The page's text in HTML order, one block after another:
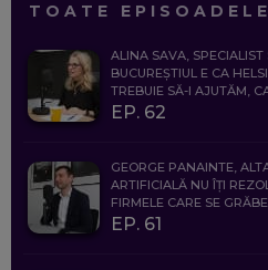
TOATE EPISOADELE
ALINA SAVA,
BUCUREȘTIUL E CA
TREBUIE SĂ-I AJUTĂM,
EP. 62
GEORGE PANAINTE,
ARTIFICIALĂ NU ÎȚI
FIRMELE CARE SE
EP. 61